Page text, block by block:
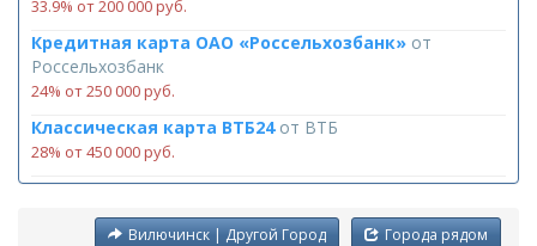
33.9% от 200 000 руб.
Кредитная карта ОАО «Россельхозбанк» от
Россельхозбанк
24% от 250 000 руб.
Классическая карта ВТБ24 от ВТБ
28% от 450 000 руб.
Города рядом
Вилючинск | Другой Город